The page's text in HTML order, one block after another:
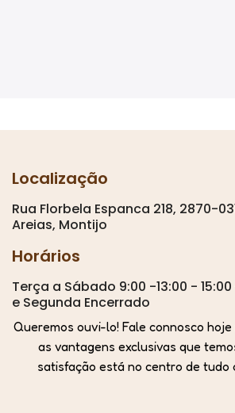
Localização
Rua Florbela Espanca 218, 2870-
Areias, Montijo
Horários
Terça a Sábado 9:00 -13:00 -
e Segunda Encerrado
Queremos ouvi-lo! Fale connosco
as vantagens exclusivas que
satisfação está no centro de tudo